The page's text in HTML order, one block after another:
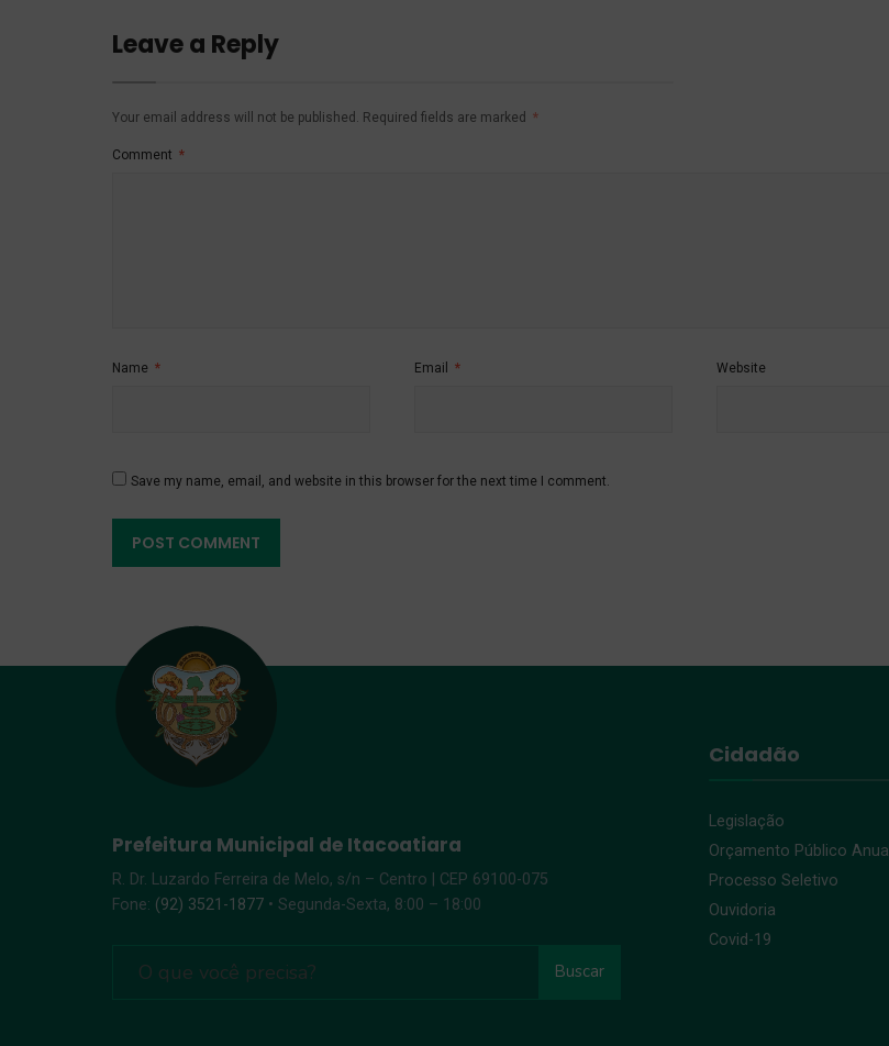
Leave a Reply
Your email address will not be published. Required fields are marked *
Comment *
Name * Email * Website
Save my name, email, and website in this browser for the next time I comment.
Prefeitura Municipal de Itacoatiara
R. Dr. Luzardo Ferreira de Melo, s/n – Centro | CEP 69100-075
Fone: (92) 3521-1877 • Segunda-Sexta, 8:00 – 18:00
Buscar
Cidadão
Legislação
Orçamento Público Anual
Processo Seletivo
Ouvidoria
Covid-19